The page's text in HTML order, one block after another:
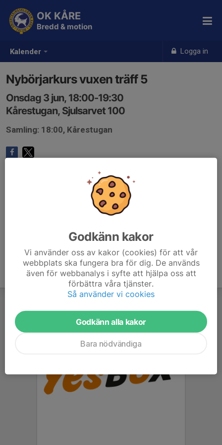
Kalender Logga in
OK KÅRE
Bredd & motion
Nybörjarkurs vuxen träff 5
Onsdag 3 jun, 18:00-19:30
Kårestugan, Sjulsarvet 100
Samling: 18:00, Kårestugan
Godkänn kakor
Vi använder oss av kakor (cookies) för att vår
webbplats ska fungera bra för dig. De används
även för webbanalys i syfte att hjälpa oss att
förbättra våra tjänster.
Så använder vi cookies
Godkänn alla kakor
Bara nödvändiga